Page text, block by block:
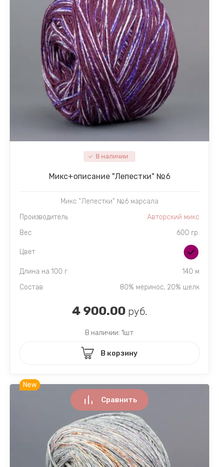
В наличии
Микc+описание "Лепестки" №6
Микс "Лепестки" №6 марсала
Производитель
Авторский микс
Вес
600 гр.
Цвет
Длина на 100 г
140 м
Состав
80% меринос, 20% шелк
4 900.00 руб.
В наличии: 1шт
В корзину
New
Сравнить